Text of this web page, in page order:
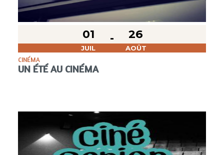
01
JUIL
26
AOÛT
CINÉMA
UN ÉTÉ AU CINÉMA